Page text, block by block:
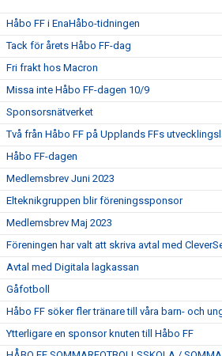
Håbo FF i EnaHåbo-tidningen
Tack för årets Håbo FF-dag
Fri frakt hos Macron
Missa inte Håbo FF-dagen 10/9
Sponsorsnätverket
Två från Håbo FF på Upplands FFs
Håbo FF-dagen
Medlemsbrev Juni 2023
Elteknikgruppen blir föreningssponsor
Medlemsbrev Maj 2023
Föreningen har valt att skriva avtal med
Avtal med Digitala lagkassan
Gåfotboll
Håbo FF söker fler tränare till våra barn- och
Ytterligare en sponsor knuten till Håbo FF